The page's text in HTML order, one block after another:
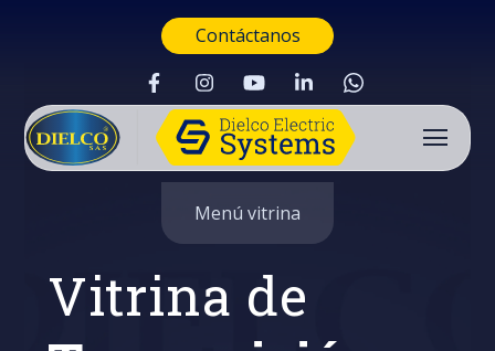
Contáctanos
Menú vitrina
Vitrina de